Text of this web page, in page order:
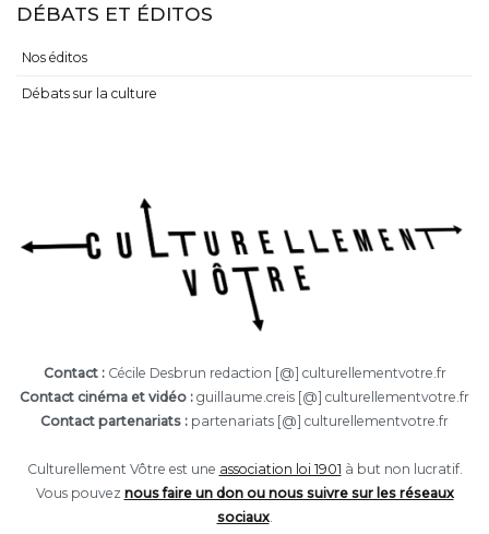
DÉBATS ET ÉDITOS
Nos éditos
Débats sur la culture
Contact :Cécile Desbrun redaction [@] culturellementvotre.fr
Contact cinéma et vidéo : guillaume.creis [@] culturellementvotre.fr
Contact partenariats : partenariats [@] culturellementvotre.fr
Culturellement Vôtre est une association loi 1901 à but non lucratif.
Vous pouvez nous faire un don ou nous suivre sur les réseaux
sociaux.